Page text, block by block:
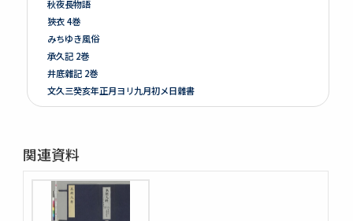
秋夜長物語
狹衣 4巻
みちゆき風俗
承久記 2巻
井底雜記 2巻
文久三癸亥年正月ヨリ九月初メ日雜書
遍照發揮性靈集 10巻
天地萬物造化論
新刻増校切用正音郷談雜字大全 2巻 (存1巻)
黍稷稲粱辧
松の落葉 (存4巻)
関連資料